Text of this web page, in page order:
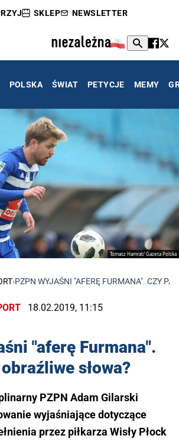
SKLEP NEWSLETTER
POLSKA ŚWIAT PETYCJE MEMY
Tomasz Hamrat/ Gazeta Polska
›PZPN WYJAŚNI "AFERĘ FURMANA". CZY
18.02.2019, 11:15
"aferę Furmana".
słowa?
PZPN Adam Gilarski
wyjaśniające dotyczące
przez piłkarza Wisły Płock